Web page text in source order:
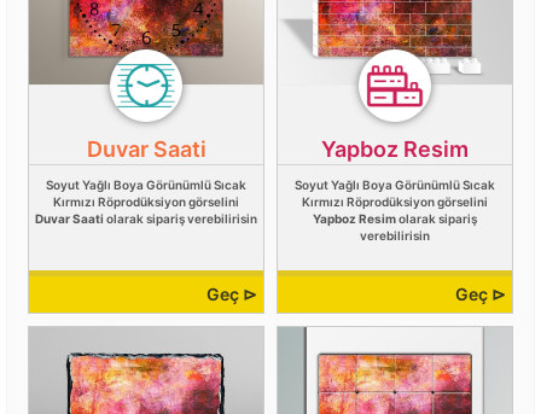
Duvar Saati
Soyut Yağlı Boya Görünümlü Sıcak
Kırmızı Röprodüksiyon görselini
Duvar Saati olarak sipariş verebilirisin
Geç ⊳
Yapboz Resim
Soyut Yağlı Boya Görünümlü Sıcak
Kırmızı Röprodüksiyon görselini
Yapboz Resimolarak sipariş
verebilirisin
Geç ⊳